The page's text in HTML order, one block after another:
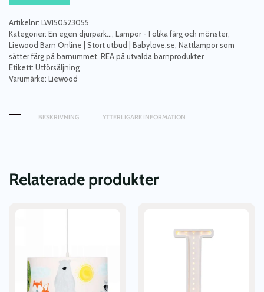
Cat
golden
caramel
mängd
Artikelnr: LW150523055
Kategorier: En egen djurpark..., Lampor - I olika färg och mönster,
Liewood Barn Online | Stort utbud | Babylove.se, Nattlampor som
sätter färg på barnummet, REA på utvalda barnprodukter
Etikett: Utförsäljning
Varumärke: Liewood
BESKRIVNING YTTERLIGARE INFORMATION
Relaterade produkter
produkten